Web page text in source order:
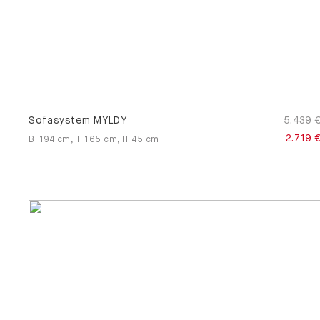
Sofasystem MYLDY
5.439
2.719
B : 194 cm T: 165 cm H:45 cm